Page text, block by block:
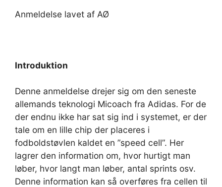
Anmeldelse lavet af AØ
Introduktion
Denne anmeldelse drejer sig om den seneste
allemands teknologi Micoach fra Adidas. For de
der endnu ikke har sat sig ind i systemet, er der
tale om en lille chip der placeres i
fodboldstøvlen kaldet en ”speed cell”. Her
lagrer den information om, hvor hurtigt man
løber, hvor langt man løber, antal sprints osv.
Denne information kan så overføres fra cellen til